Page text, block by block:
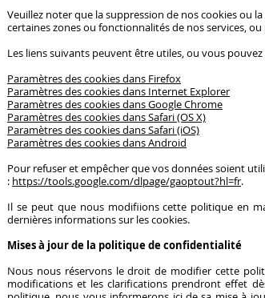
Veuillez noter que la suppression de nos cookies ou
certaines zones ou fonctionnalités de nos services,
Les liens suivants peuvent être utiles, ou vous
Paramètres des cookies dans Firefox
Paramètres des cookies dans Internet Explorer
Paramètres des cookies dans Google Chrome
Paramètres des cookies dans Safari (OS X)
Paramètres des cookies dans Safari (iOS)
Paramètres des cookies dans Android
Pour refuser et empêcher que vos données soient
: https://tools.google.com/dlpage/gaoptout?hl=fr.
Il se peut que nous modifiions cette politique en
dernières informations sur les cookies.
Mises à jour de la politique de confidentialité
Nous nous réservons le droit de modifier cette
modifications et les clarifications prendront effet